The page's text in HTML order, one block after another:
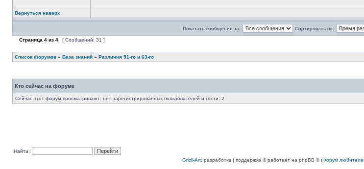
Вернуться наверх
Показать сообщения за: Сортировать по:
Страница 4 из 4 [ Сообщений: 31 ]
Список форумов » База знаний » Различия 51-го и 63-го
Кто сейчас на форуме
Сейчас этот форум просматривают: нет зарегистрированных пользователей и гости: 2
Найти:
Grizli-Art: разработка | поддержка © работает на phpBB © (Форум